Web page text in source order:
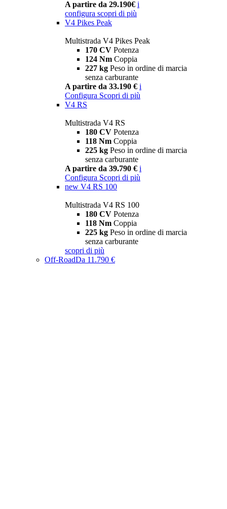
A partire da 29.190€ i
configura scopri di più
V4 Pikes Peak
Multistrada V4 Pikes Peak
170 CV Potenza
124 Nm Coppia
227 kg Peso in ordine di marcia
senza carburante
A partire da 33.190 € i
Configura Scopri di più
V4 RS
Multistrada V4 RS
180 CV Potenza
118 Nm Coppia
225 kg Peso in ordine di marcia
senza carburante
A partire da 39.790 € i
Configura Scopri di più
new V4 RS 100
Multistrada V4 RS 100
180 CV Potenza
118 Nm Coppia
225 kg Peso in ordine di marcia
senza carburante
scopri di più
Off-RoadDa 11.790 €